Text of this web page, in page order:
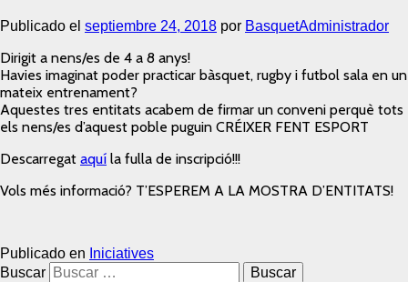
Publicado el septiembre 24, 2018 por BasquetAdministrador
Dirigit a nens/es de 4 a 8 anys!
Havies imaginat poder practicar bàsquet, rugby i futbol sala en un
mateix entrenament?
Aquestes tres entitats acabem de firmar un conveni perquè tots
els nens/es d’aquest poble puguin CRÉIXER FENT ESPORT
Descarregat aquí la fulla de inscripció!!!
Vols més informació? T’ESPEREM A LA MOSTRA D’ENTITATS!
Publicado en Iniciatives
Buscar